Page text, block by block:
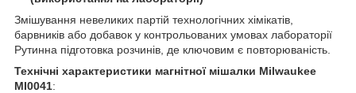
Змішування невеликих партій технологічних хімікатів,
барвників або добавок у контрольованих умовах лабораторії
Рутинна підготовка розчинів, де ключовим є повторюваність.
Технічні характеристики магнітної мішалки Milwaukee
MI0041: